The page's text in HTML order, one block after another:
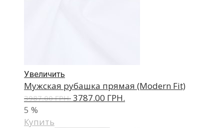
Увеличить
Мужская рубашка прямая (Modern Fit)
3987.00 ГРН. 3787.00 ГРН.
5 %
Купить